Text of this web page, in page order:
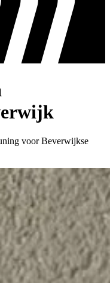
voor Beverwijkse